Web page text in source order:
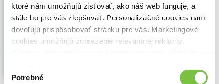
ktoré nám umožňujú zisťovať, ako náš web funguje, a
stále ho pre vás zlepšovať. Personalizačné cookies nám
dovoľujú prispôsobovať stránku pre vás. Marketingové
cookies umožňujú zobrazenie relevantnej reklamy.
cookies.
súhlasu
Potrebné
kríza, bieda a všadeprítomná ozvena
revolúcie, ktorá v skutočnosti žije už len v
sadrových kulisách a v hlavách ľudí
opantaných propagandou.Zobraziť viac